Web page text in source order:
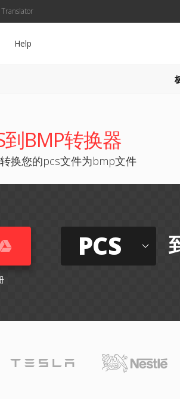
Help
到BMP转换器
换您的pcs文件为bmp文件
PCS